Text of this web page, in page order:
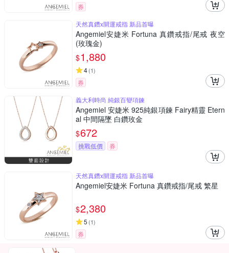
券
天然真鑽x開運戒指 新品首曝
Angemiel安婕米 Fortuna 真鑽戒指/尾戒 夜空
(玫瑰金)
$1,880
4(1)
券
義大利時尚 純銀百變項鍊
Angemiel 安婕米 925純銀項鍊 Fairy精靈 Etern
al 中間隔墜 白鑽玫金
$672
挑戰低價 券
天然真鑽x開運戒指 新品首曝
Angemiel安婕米 Fortuna 真鑽戒指/尾戒 繁星
$2,380
5 (1)
券